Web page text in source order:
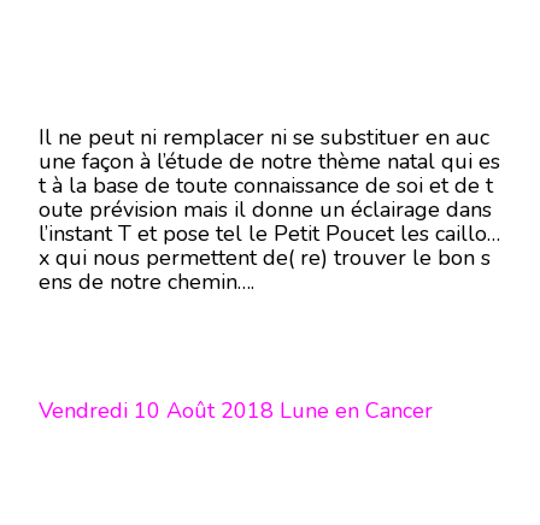
Il ne peut ni remplacer ni se substituer en auc
une façon à l’étude de notre thème natal qui es
t à la base de toute connaissance de soi et de t
oute prévision mais il donne un éclairage dans
l’instant T et pose tel le Petit Poucet les caillou
x qui nous permettent de( re) trouver le bon s
ens de notre chemin….
Vendredi 10 Août 2018 Lune en Cancer